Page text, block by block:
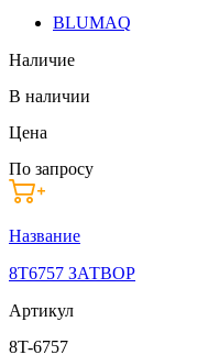
BLUMAQ
Наличие
В наличии
Цена
По запросу
Название
8T6757 ЗАТВОР
Артикул
8T-6757